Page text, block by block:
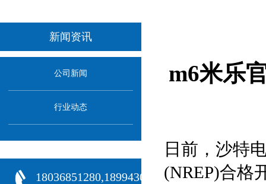
新闻资讯
公司新闻
行业动态
18036851280,18994301288,18068407382
m6米乐
日前，沙特
(NREP)合格